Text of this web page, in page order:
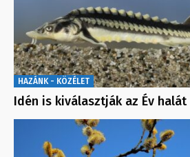
HAZÁNK - KÖZÉLET
Idén is kiválasztják az Év halát